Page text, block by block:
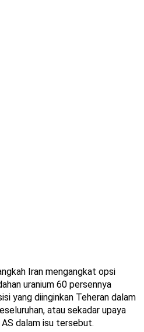
Iran mengangkat opsi
uranium 60 persennya
yang diinginkan Teheran dalam
atau sekadar upaya
dalam isu tersebut.